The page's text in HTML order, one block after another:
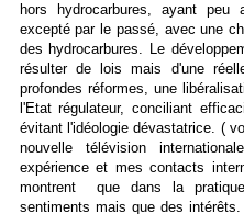
hors hydrocarbures, ayant peu
excepté par le passé, avec une
des hydrocarbures. Le
résulter de lois mais d'une
profondes réformes, une
l'Etat régulateur, conciliant
évitant l'idéologie dévastatrice. (
nouvelle télévision
expérience et mes contacts
montrent que dans la
sentiments mais que des